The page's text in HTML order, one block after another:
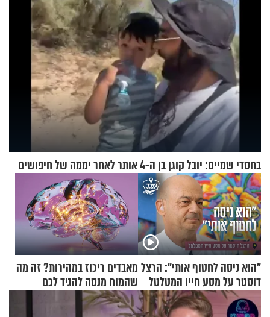
בחסדי שמיים: יובל קוגן בן ה-4 אותר לאחר יממה של חיפושים
"הוא ניסה לחטוף אותי": הרצל
דוסטר על מסע חייו המטלטל
מאבדים ריכוז במהירות? זה מה
שהמוח מנסה להגיד לכם